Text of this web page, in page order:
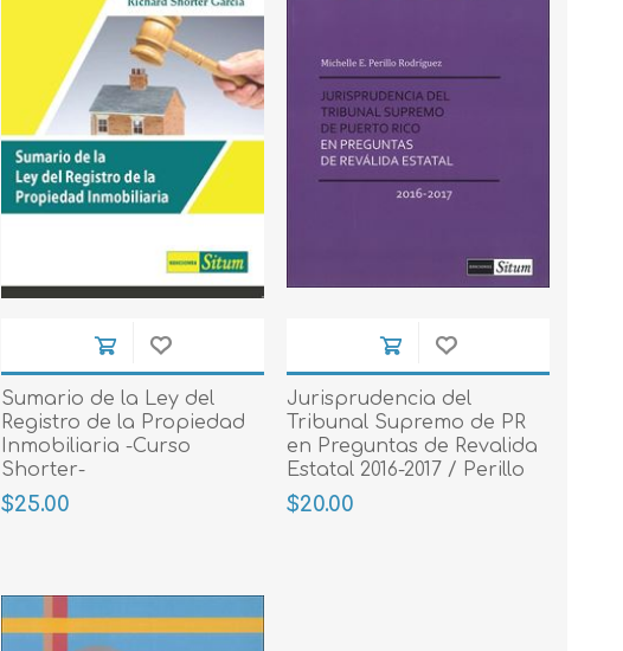
Sumario de la Ley del
Registro de la Propiedad
Inmobiliaria -Curso
Shorter-
$25.00
Jurisprudencia del
Tribunal Supremo de PR
en Preguntas de Revalida
Estatal 2016-2017 / Perillo
$20.00